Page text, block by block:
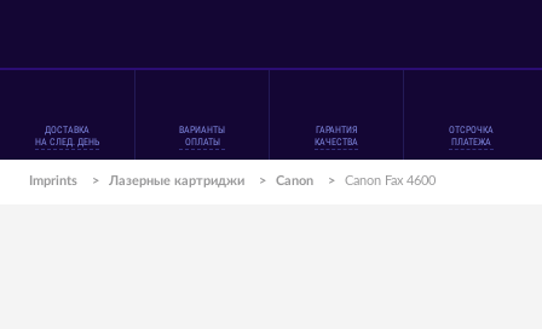
ДОСТАВКА
НА СЛЕД. ДЕНЬ
ВАРИАНТЫ
ОПЛАТЫ
ГАРАНТИЯ
КАЧЕСТВА
ОТСРОЧКА
ПЛАТЕЖА
Imprints > Лазерные картриджи > Canon > Canon Fax 4600